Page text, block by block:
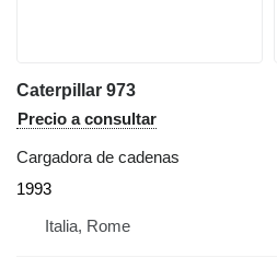
Caterpillar 973
Precio a consultar
Cargadora de cadenas
1993
Italia, Rome